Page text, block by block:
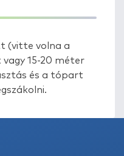
(vitte volna a
15-20 méter
és a tópart